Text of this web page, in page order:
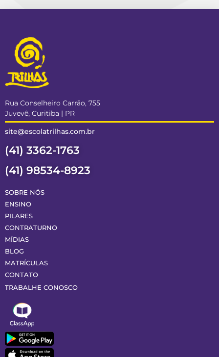
Rua Conselheiro Carrão, 755
Juvevê, Curitiba | PR
site@escolatrilhas.com.br
(41) 3362-1763
(41) 98534-8923
SOBRE NÓS
ENSINO
PILARES
CONTRATURNO
MÍDIAS
BLOG
MATRÍCULAS
CONTATO
TRABALHE CONOSCO